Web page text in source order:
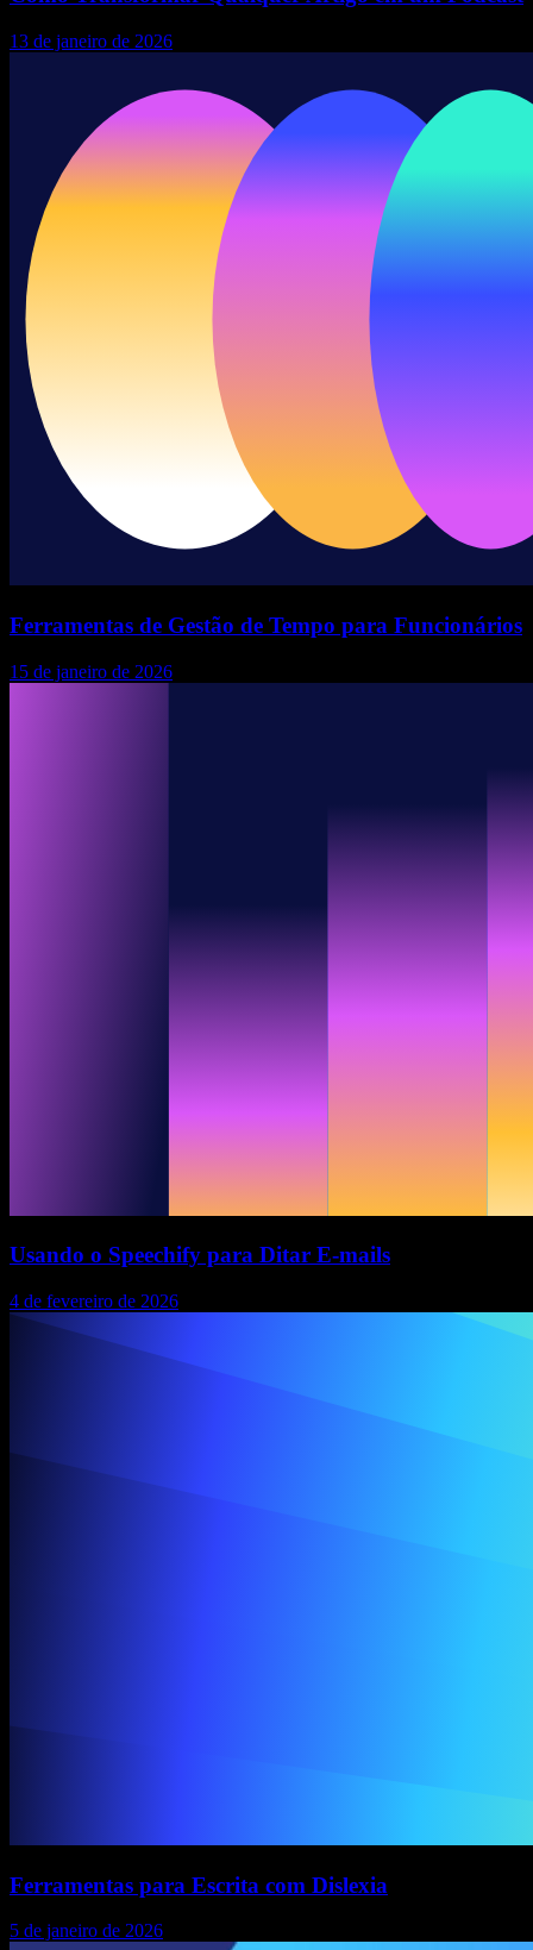
13 de janeiro de 2026
Ferramentas de Gestão de Tempo para Funcionários
15 de janeiro de 2026
Usando o Speechify para Ditar E-mails
4 de fevereiro de 2026
Ferramentas para Escrita com Dislexia
5 de janeiro de 2026